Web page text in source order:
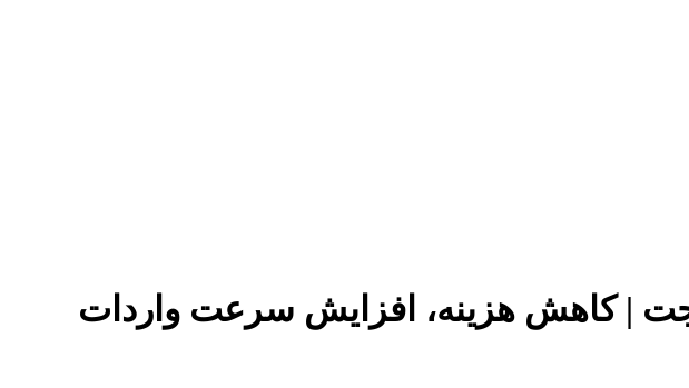
| کاهش هزینه، افزایش سرعت واردات